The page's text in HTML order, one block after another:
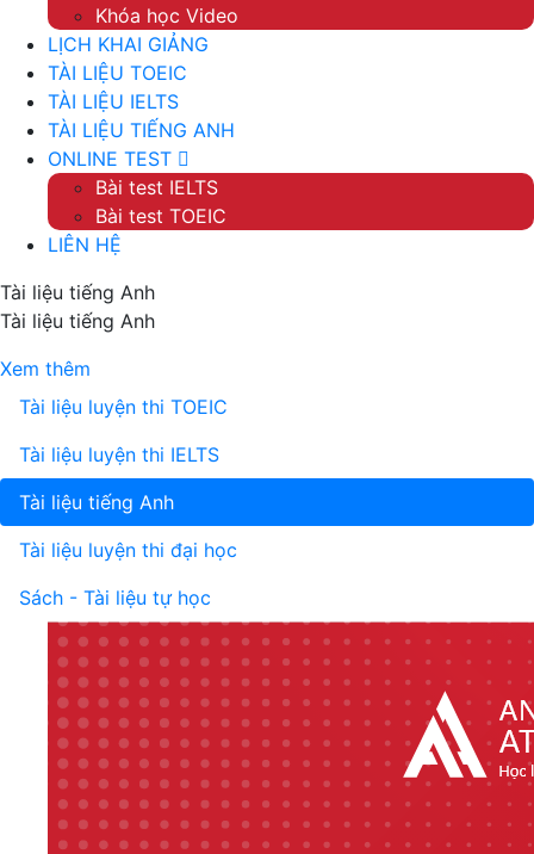
Khóa học Video
LỊCH KHAI GIẢNG
TÀI LIỆU TOEIC
TÀI LIỆU IELTS
TÀI LIỆU TIẾNG ANH
ONLINE TEST
Bài test IELTS
Bài test TOEIC
LIÊN HỆ
Tài liệu tiếng Anh
Tài liệu tiếng Anh
Xem thêm
Tài liệu luyện thi TOEIC
Tài liệu luyện thi IELTS
Tài liệu tiếng Anh
Tài liệu luyện thi đại học
Sách - Tài liệu tự học